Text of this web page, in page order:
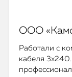
ООО
Работали с
кабеля